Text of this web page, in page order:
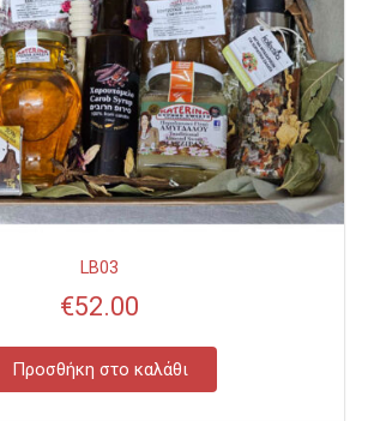
LB03
€52.00
Προσθήκη στο καλάθι